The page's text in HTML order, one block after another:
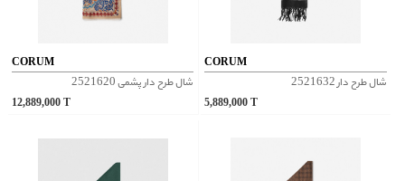
CORUM
شال طرح دار پشمی 2521620
12,889,000
CORUM
شال طرح دار 2521632
5,889,000